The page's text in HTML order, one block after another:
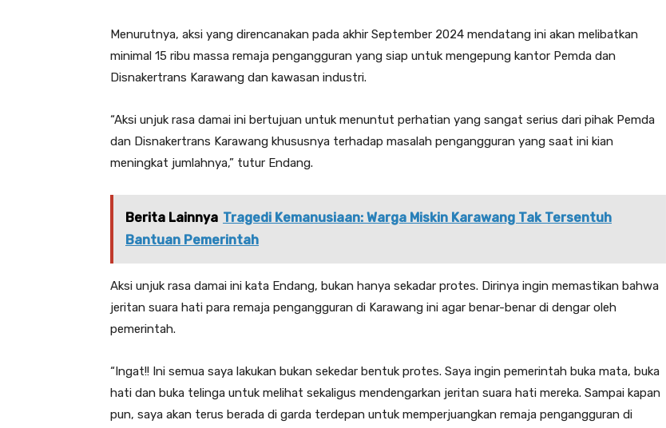
Menurutnya, aksi yang direncanakan pada akhir September 2024 mendatang ini akan melibatkan
minimal 15 ribu massa remaja pengangguran yang siap untuk mengepung kantor Pemda dan
Disnakertrans Karawang dan kawasan industri.
“Aksi unjuk rasa damai ini bertujuan untuk menuntut perhatian yang sangat serius dari pihak Pemda
dan Disnakertrans Karawang khususnya terhadap masalah pengangguran yang saat ini kian
meningkat jumlahnya,” tutur Endang.
Berita Lainnya Tragedi Kemanusiaan: Warga Miskin Karawang Tak Tersentuh
Bantuan Pemerintah
Aksi unjuk rasa damai ini kata Endang, bukan hanya sekadar protes. Dirinya ingin memastikan bahwa
jeritan suara hati para remaja pengangguran di Karawang ini agar benar-benar di dengar oleh
pemerintah.
“Ingat!! Ini semua saya lakukan bukan sekedar bentuk protes. Saya ingin pemerintah buka mata, buka
hati dan buka telinga untuk melihat sekaligus mendengarkan jeritan suara hati mereka. Sampai kapan
pun, saya akan terus berada di garda terdepan untuk memperjuangkan remaja pengangguran di